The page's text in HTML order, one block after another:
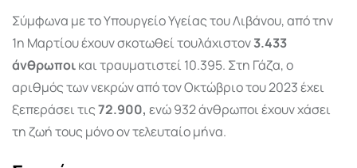
Σύμφωνα με το Υπουργείο Υγείας του Λιβάνου, από την
1η Μαρτίου έχουν σκοτωθεί τουλάχιστον3.433
άνθρωποικαι τραυματιστεί 10.395. Στη Γάζα, ο
αριθμός των νεκρών από τον Οκτώβριο του 2023 έχει
ξεπεράσει τις72.900, ενώ 932 άνθρωποι έχουν χάσει
τη ζωή τους μόνο ον τελευταίο μήνα.